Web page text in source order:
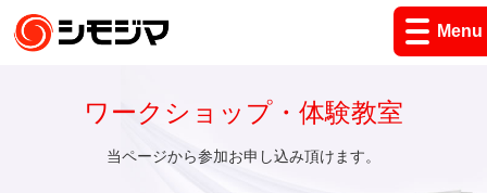
Menu
ワークショップ・体験教室
当ページから参加お申し込み頂けます。